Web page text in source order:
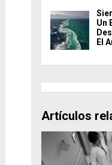
Un
El
Artículos